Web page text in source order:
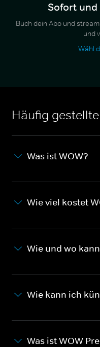
Sofort
Buch dein Abo und
und
Wähl
Häufig
Was ist WOW?
Wie viel kostet
Wie und wo
Wie kann ich
Was ist WOW